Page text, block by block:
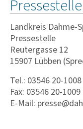
Pressestelle
Landkreis Dahme-
Pressestelle
Reutergasse 12
15907 Lübben
Tel.: 03546 20-1008
Fax: 03546 20-1009
E-Mail: